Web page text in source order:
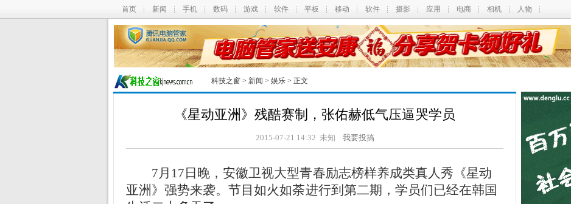
首页 新闻 手机 数码 游戏 软件 平板 移动 软件 摄影 应用 电商 相机 人物
科技之窗 > 新闻 > 娱乐 > 正文
《星动亚洲》残酷赛制，张佑赫低气压逼哭学员
2015-07-21 14:32 未知 我要投搞
7月17日晚，安徽卫视大型青春励志榜样养成类真人秀《星动
亚洲》强势来袭。节目如火如荼进行到第二期，学员们已经在韩国